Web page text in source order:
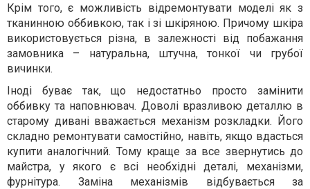
Крім того, є можливість відремонтувати моделі як з
тканинною оббивкою, так і зі шкіряною. Причому шкіра
використовується різна, в залежності від побажання
замовника – натуральна, штучна, тонкої чи грубої
вичинки.
Іноді буває так, що недостатньо просто замінити
оббивку та наповнювач. Доволі вразливою деталлю в
старому дивані вважається механізм розкладки. Його
складно ремонтувати самостійно, навіть, якщо вдасться
купити аналогічний. Тому краще за все звернутись до
майстра, у якого є всі необхідні деталі, механізми,
фурнітура. Заміна механізмів відбувається за